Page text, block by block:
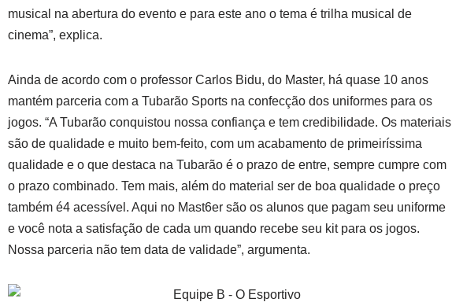
musical na abertura do evento e para este ano o tema é trilha musical de
cinema”, explica.
Ainda de acordo com o professor Carlos Bidu, do Master, há quase 10 anos
mantém parceria com a Tubarão Sports na confecção dos uniformes para os
jogos. “A Tubarão conquistou nossa confiança e tem credibilidade. Os materiais
são de qualidade e muito bem-feito, com um acabamento de primeiríssima
qualidade e o que destaca na Tubarão é o prazo de entre, sempre cumpre com
o prazo combinado. Tem mais, além do material ser de boa qualidade o preço
também é4 acessível. Aqui no Mast6er são os alunos que pagam seu uniforme
e você nota a satisfação de cada um quando recebe seu kit para os jogos.
Nossa parceria não tem data de validade”, argumenta.